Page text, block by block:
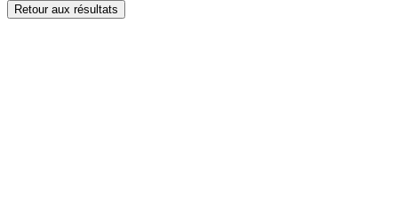
Retour aux résultats